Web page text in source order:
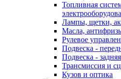
Топливная
Лампы, щетки,
Масла,
Рулевое
Подвеска -
Подвеска -
Трансмиссия и
Кузов и оптика